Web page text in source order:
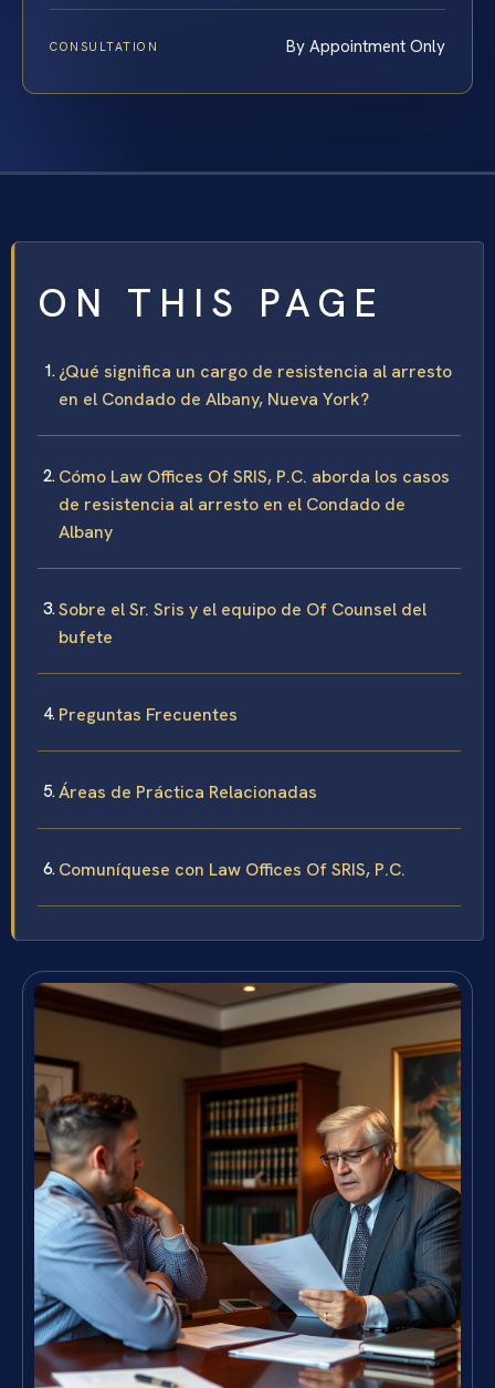
CONSULTATION By Appointment Only
ON THIS PAGE
¿Qué significa un cargo de resistencia al arresto
en el Condado de Albany, Nueva York?
Cómo Law Offices Of SRIS, P.C. aborda los casos
de resistencia al arresto en el Condado de
Albany
Sobre el Sr. Sris y el equipo de Of Counsel del
bufete
Preguntas Frecuentes
Áreas de Práctica Relacionadas
Comuníquese con Law Offices Of SRIS, P.C.